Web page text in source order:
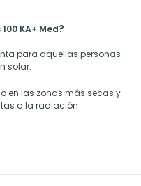
KA+ Med?
para aquellas personas
solar.
en las zonas más secas y
a la radiación